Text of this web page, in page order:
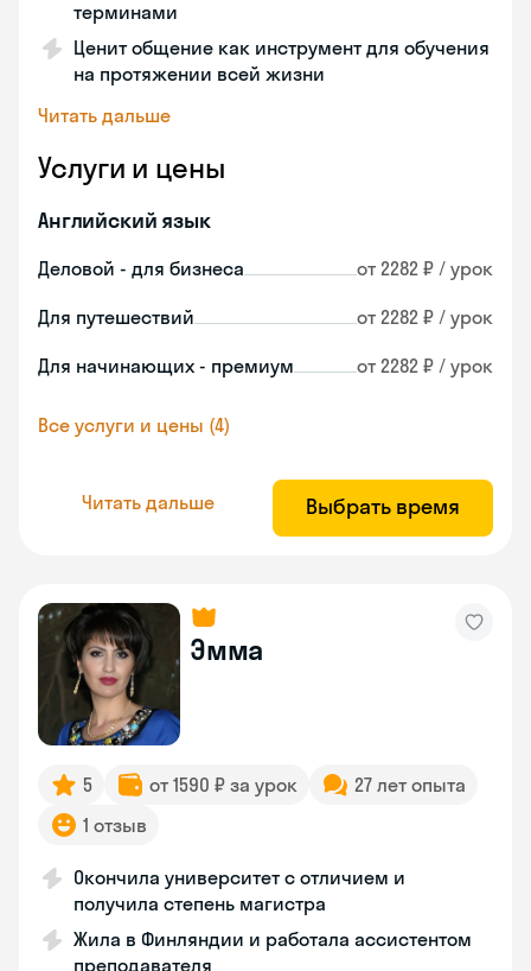
терминами
Ценит общение как инструмент для обучения
на протяжении всей жизни
Читать дальше
Услуги и цены
Английский язык
Деловой - для бизнеса от 2282 ₽ / урок
Для путешествий от 2282 ₽ / урок
Для начинающих - премиум от 2282 ₽ / урок
Все услуги и цены (4)
Читать дальше Выбрать время
Эмма
5 от 1590 ₽ за урок
27 лет опыта
1 отзыв
Окончила университет с отличием и
получила степень магистра
Жила в Финляндии и работала ассистентом
преподавателя